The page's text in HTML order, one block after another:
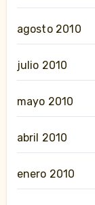
agosto 2010
julio 2010
mayo 2010
abril 2010
enero 2010